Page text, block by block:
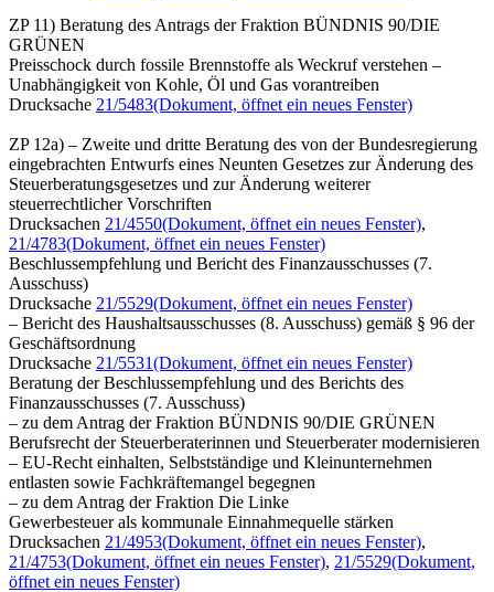
ZP 11) Beratung des Antrags der Fraktion BÜNDNIS 90/DIE
GRÜNEN
Preisschock durch fossile Brennstoffe als Weckruf verstehen –
Unabhängigkeit von Kohle, Öl und Gas vorantreiben
Drucksache 21/5483(Dokument, öffnet ein neues Fenster)
ZP 12a) – Zweite und dritte Beratung des von der Bundesregierung
eingebrachten Entwurfs eines Neunten Gesetzes zur Änderung des
Steuerberatungsgesetzes und zur Änderung weiterer
steuerrechtlicher Vorschriften
Drucksachen 21/4550(Dokument, öffnet ein neues Fenster),
21/4783(Dokument, öffnet ein neues Fenster)
Beschlussempfehlung und Bericht des Finanzausschusses (7.
Ausschuss)
Drucksache 21/5529(Dokument, öffnet ein neues Fenster)
– Bericht des Haushaltsausschusses (8. Ausschuss) gemäß § 96 der
Geschäftsordnung
Drucksache 21/5531(Dokument, öffnet ein neues Fenster)
Beratung der Beschlussempfehlung und des Berichts des
Finanzausschusses (7. Ausschuss)
– zu dem Antrag der Fraktion BÜNDNIS 90/DIE GRÜNEN
Berufsrecht der Steuerberaterinnen und Steuerberater modernisieren
– EU-Recht einhalten, Selbstständige und Kleinunternehmen
entlasten sowie Fachkräftemangel begegnen
– zu dem Antrag der Fraktion Die Linke
Gewerbesteuer als kommunale Einnahmequelle stärken
Drucksachen 21/4953(Dokument, öffnet ein neues Fenster),
21/4753(Dokument, öffnet ein neues Fenster), 21/5529(Dokument,
öffnet ein neues Fenster)